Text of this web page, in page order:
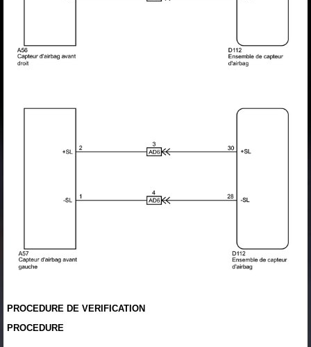
PROCEDURE DE VERIFICATION
PROCEDURE